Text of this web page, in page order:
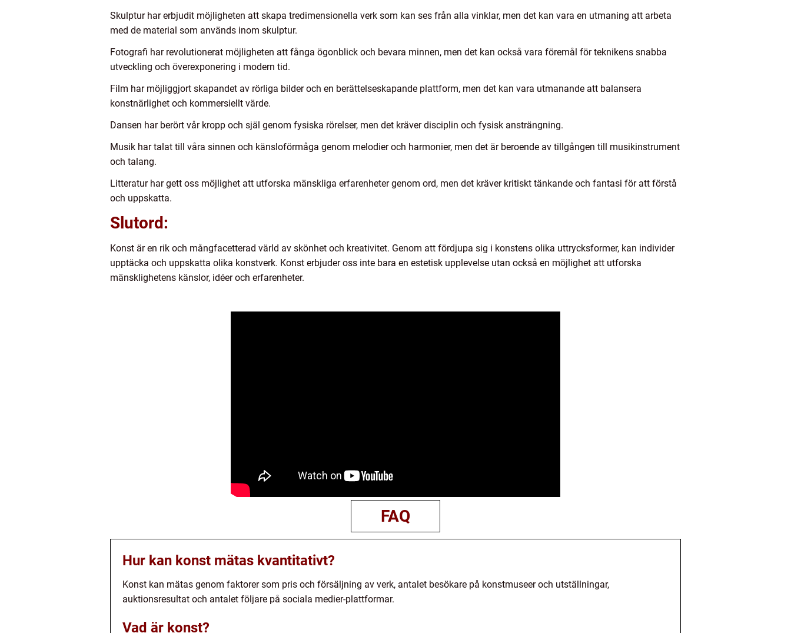
Skulptur har erbjudit möjligheten att skapa tredimensionella verk som kan ses från alla vinklar, men det kan vara en utmaning att arbeta
med de material som används inom skulptur.
Fotografi har revolutionerat möjligheten att fånga ögonblick och bevara minnen, men det kan också vara föremål för teknikens snabba
utveckling och överexponering i modern tid.
Film har möjliggjort skapandet av rörliga bilder och en berättelseskapande plattform, men det kan vara utmanande att balansera
konstnärlighet och kommersiellt värde.
Dansen har berört vår kropp och själ genom fysiska rörelser, men det kräver disciplin och fysisk ansträngning.
Musik har talat till våra sinnen och känsloförmåga genom melodier och harmonier, men det är beroende av tillgången till musikinstrument
och talang.
Litteratur har gett oss möjlighet att utforska mänskliga erfarenheter genom ord, men det kräver kritiskt tänkande och fantasi för att förstå
och uppskatta.
Slutord:
Konst är en rik och mångfacetterad värld av skönhet och kreativitet. Genom att fördjupa sig i konstens olika uttrycksformer, kan individer
upptäcka och uppskatta olika konstverk. Konst erbjuder oss inte bara en estetisk upplevelse utan också en möjlighet att utforska
mänsklighetens känslor, idéer och erfarenheter.
FAQ
Hur kan konst mätas kvantitativt?
Konst kan mätas genom faktorer som pris och försäljning av verk, antalet besökare på konstmuseer och utställningar,
auktionsresultat och antalet följare på sociala medier-plattformar.
Vad är konst?